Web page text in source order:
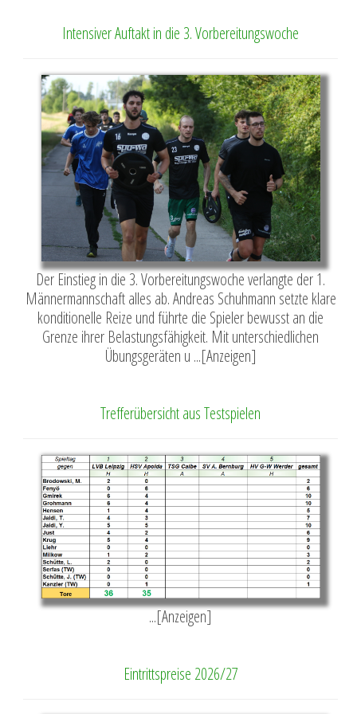
Intensiver Auftakt in die 3. Vorbereitungswoche
Der Einstieg in die 3. Vorbereitungswoche verlangte der 1.
Männermannschaft alles ab. Andreas Schuhmann setzte klare
konditionelle Reize und führte die Spieler bewusst an die
Grenze ihrer Belastungsfähigkeit. Mit unterschiedlichen
Übungsgeräten u ...[Anzeigen]
Trefferübersicht aus Testspielen
...[Anzeigen]
Eintrittspreise 2026/27